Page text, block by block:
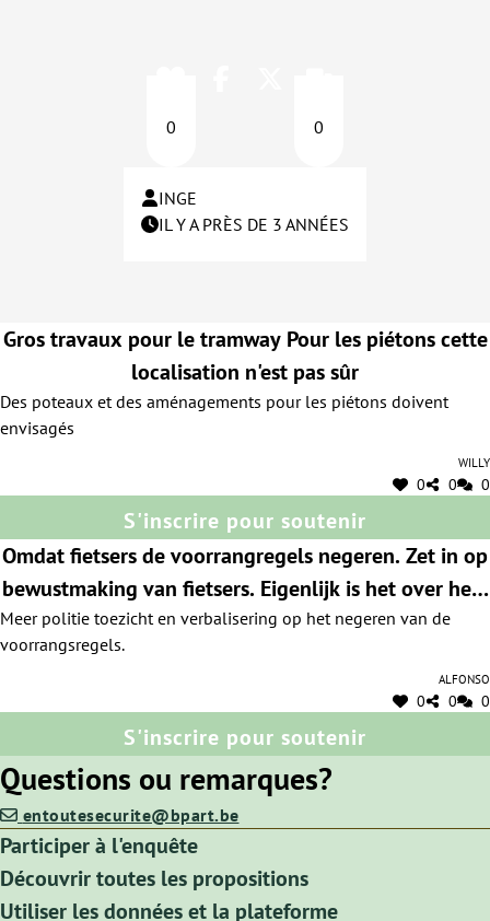
0 0
INGE
IL Y A PRÈS DE 3 ANNÉES
Gros travaux pour le tramway Pour les piétons cette
localisation n'est pas sûr
Des poteaux et des aménagements pour les piétons doivent
envisagés
Willy
0 0 0
S'inscrire pour soutenir
Omdat fietsers de voorrangregels negeren. Zet in op
bewustmaking van fietsers. Eigenlijk is het over heel
Vlaanderen dat dit van toepassing is!
Meer politie toezicht en verbalisering op het negeren van de
voorrangsregels.
Alfonso
0 0 0
S'inscrire pour soutenir
Questions ou remarques?
entoutesecurite@bpart.be
Participer à l'enquête
Découvrir toutes les propositions
Utiliser les données et la plateforme